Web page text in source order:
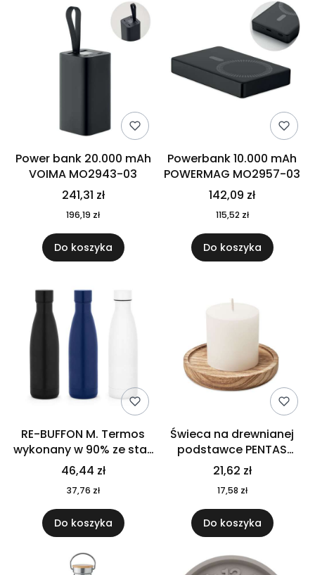
Power bank 20.000 mAh
VOIMA MO2943-03
241,31 zł
196,19 zł
Do koszyka
Powerbank 10.000 mAh
POWERMAG MO2957-03
142,09 zł
115,52 zł
Do koszyka
RE-BUFFON M. Termos
wykonany w 90% ze stali
nierdzewnej
pochodzącej z
recyklingu 520 ml 94294
46,44 zł
37,76 zł
Do koszyka
Świeca na drewnianej
podstawce PENTAS
MO6282-40
21,62 zł
17,58 zł
Do koszyka